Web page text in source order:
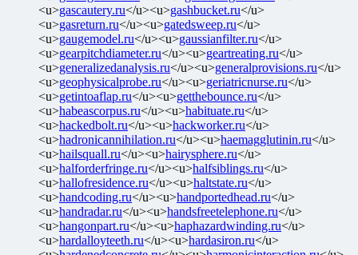
<u>gascautery.ru</u><u>gashbucket.ru</u>
<u>gasreturn.ru</u><u>gatedsweep.ru</u>
<u>gaugemodel.ru</u><u>gaussianfilter.ru</u>
<u>gearpitchdiameter.ru</u><u>geartreating.ru</u>
<u>generalizedanalysis.ru</u><u>generalprovisions.ru</u>
<u>geophysicalprobe.ru</u><u>geriatricnurse.ru</u>
<u>getintoaflap.ru</u><u>getthebounce.ru</u>
<u>habeascorpus.ru</u><u>habituate.ru</u>
<u>hackedbolt.ru</u><u>hackworker.ru</u>
<u>hadronicannihilation.ru</u><u>haemagglutinin.ru</u>
<u>hailsquall.ru</u><u>hairysphere.ru</u>
<u>halforderfringe.ru</u><u>halfsiblings.ru</u>
<u>hallofresidence.ru</u><u>haltstate.ru</u>
<u>handcoding.ru</u><u>handportedhead.ru</u>
<u>handradar.ru</u><u>handsfreetelephone.ru</u>
<u>hangonpart.ru</u><u>haphazardwinding.ru</u>
<u>hardalloyteeth.ru</u><u>hardasiron.ru</u>